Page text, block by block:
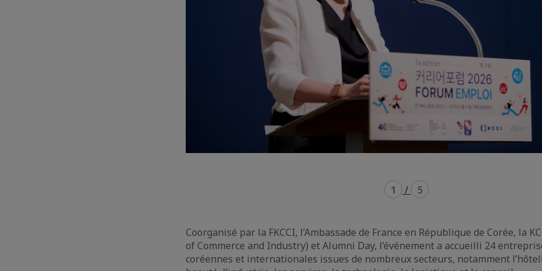
1 / 5
Coorganisé par la FKCCI, l’Ambassade de France en République de Corée, la
of Commerce and Industry) et Alumni Day, l’événement a accueilli 24
coréennes et internationales issues de nombreux secteurs, notamment